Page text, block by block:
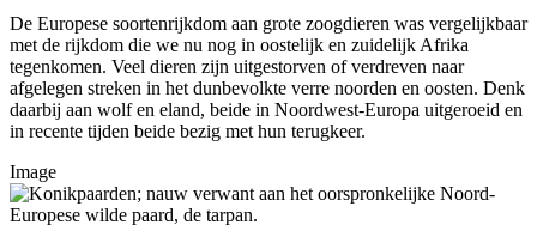
De Europese soortenrijkdom aan grote zoogdieren was vergelijkbaar
met de rijkdom die we nu nog in oostelijk en zuidelijk Afrika
tegenkomen. Veel dieren zijn uitgestorven of verdreven naar
afgelegen streken in het dunbevolkte verre noorden en oosten. Denk
daarbij aan wolf en eland, beide in Noordwest-Europa uitgeroeid en
in recente tijden beide bezig met hun terugkeer.
Image